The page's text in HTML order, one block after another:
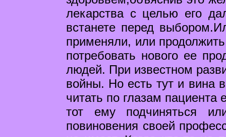
лекарства с целью его
встанете перед
применяли, или
потребовать нового ее
людей. При известном
войны. Но есть тут и вина
читать по глазам пациента
тот ему подчиняться
повиновения своей